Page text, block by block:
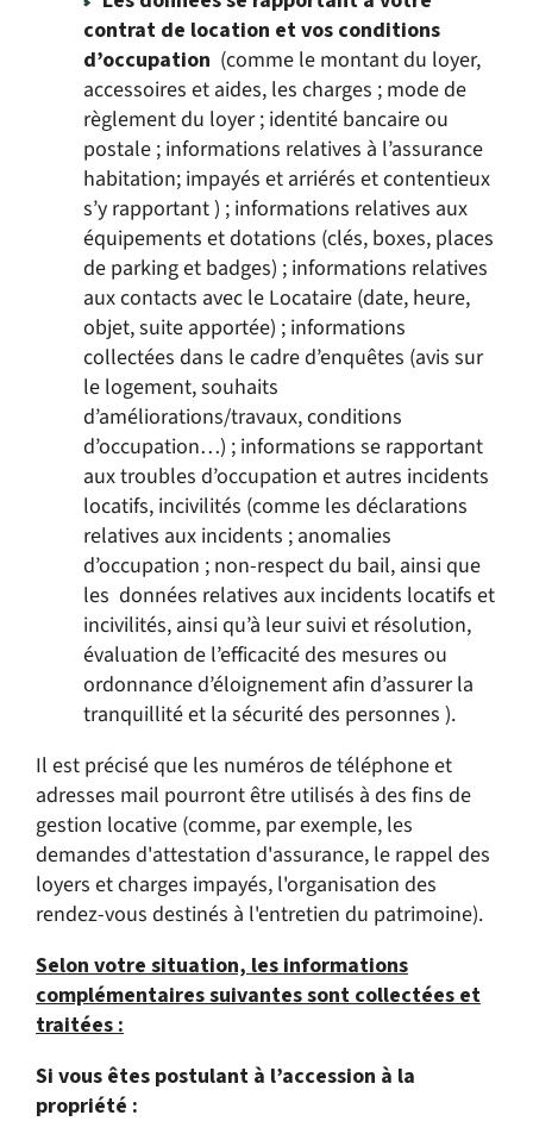
contrat de location et vos conditions
d’occupation (comme le montant du loyer,
accessoires et aides, les charges ; mode de
règlement du loyer ; identité bancaire ou
postale ; informations relatives à l’assurance
habitation; impayés et arriérés et contentieux
s’y rapportant ) ; informations relatives aux
équipements et dotations (clés, boxes, places
de parking et badges) ; informations relatives
aux contacts avec le Locataire (date, heure,
objet, suite apportée) ; informations
collectées dans le cadre d’enquêtes (avis sur
le logement, souhaits
d’améliorations/travaux, conditions
d’occupation…) ; informations se rapportant
aux troubles d’occupation et autres incidents
locatifs, incivilités (comme les déclarations
relatives aux incidents ; anomalies
d’occupation ; non-respect du bail, ainsi que
les données relatives aux incidents locatifs et
incivilités, ainsi qu’à leur suivi et résolution,
évaluation de l’efficacité des mesures ou
ordonnance d’éloignement afin d’assurer la
tranquillité et la sécurité des personnes ).
Il est précisé que les numéros de téléphone et
adresses mail pourront être utilisés à des fins de
gestion locative (comme, par exemple, les
demandes d'attestation d'assurance, le rappel des
loyers et charges impayés, l'organisation des
rendez-vous destinés à l'entretien du patrimoine).
Selon votre situation, les informations
complémentaires suivantes sont collectées et
traitées :
Si vous êtes postulant à l’accession à la
propriété :